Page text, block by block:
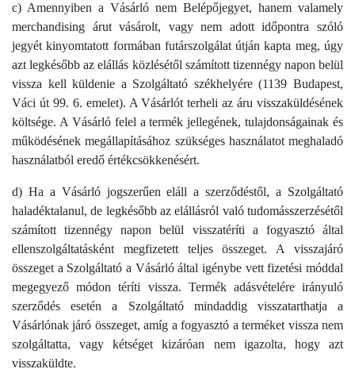
c) Amennyiben a Vásárló nem Belépőjegyet, hanem valamely
merchandising árut vásárolt, vagy nem adott időpontra szóló
jegyét kinyomtatott formában futárszolgálat útján kapta meg, úgy
azt legkésőbb az elállás közlésétől számított tizennégy napon belül
vissza kell küldenie a Szolgáltató székhelyére (1139 Budapest,
Váci út 99. 6. emelet). A Vásárlót terheli az áru visszaküldésének
költsége. A Vásárló felel a termék jellegének, tulajdonságainak és
működésének megállapításához szükséges használatot meghaladó
használatból eredő értékcsökkenésért.
d) Ha a Vásárló jogszerűen eláll a szerződéstől, a Szolgáltató
haladéktalanul, de legkésőbb az elállásról való tudomásszerzésétől
számított tizennégy napon belül visszatéríti a fogyasztó által
ellenszolgáltatásként megfizetett teljes összeget. A visszajáró
összeget a Szolgáltató a Vásárló által igénybe vett fizetési móddal
megegyező módon téríti vissza. Termék adásvételére irányuló
szerződés esetén a Szolgáltató mindaddig visszatarthatja a
Vásárlónak járó összeget, amíg a fogyasztó a terméket vissza nem
szolgáltatta, vagy kétséget kizáróan nem igazolta, hogy azt
visszaküldte.